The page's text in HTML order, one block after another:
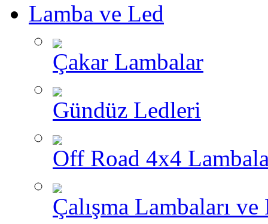
Lamba ve Led
Çakar Lambalar
Gündüz Ledleri
Off Road 4x4
Çalışma Lambaları